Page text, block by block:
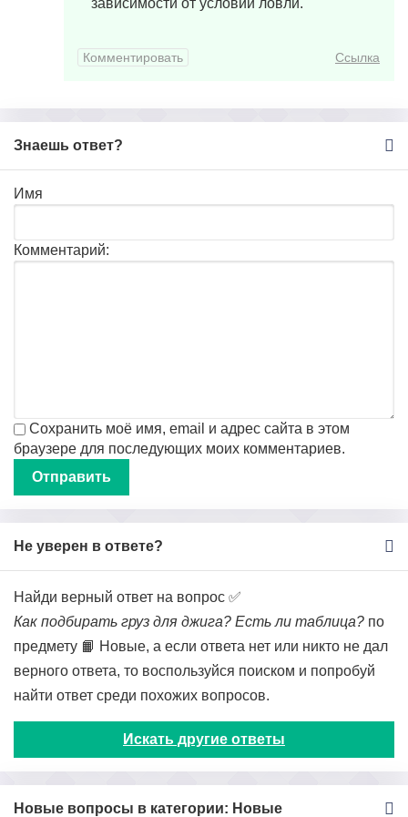
зависимости от условий ловли.
Комментировать Ссылка
Знаешь ответ?
Имя
Комментарий:
Сохранить моё имя, email и адрес сайта в этом
браузере для последующих моих комментариев.
Не уверен в ответе?
Найди верный ответ на вопрос ✅
Как подбирать груз для джига? Есть ли таблица? по
предмету 📙 Новые, а если ответа нет или никто не дал
верного ответа, то воспользуйся поиском и попробуй
найти ответ среди похожих вопросов.
Искать другие ответы
Новые вопросы в категории: Новые